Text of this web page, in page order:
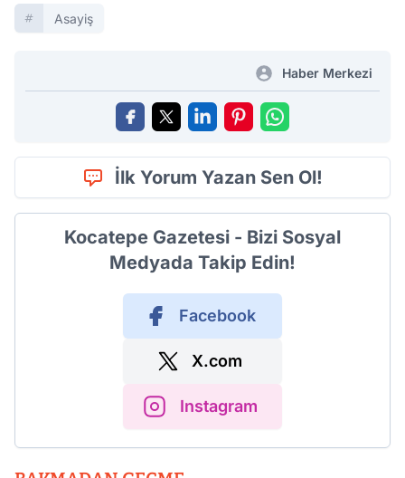
Asayiş
Haber Merkezi
İlk Yorum Yazan Sen Ol!
Kocatepe Gazetesi - Bizi Sosyal
Medyada Takip Edin!
Facebook
X.com
Instagram